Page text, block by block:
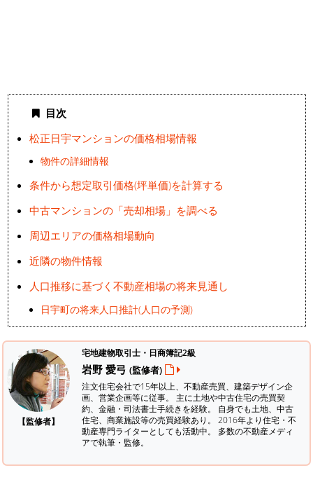
目次
松正日宇マンションの価格相場情報
物件の詳細情報
条件から想定取引価格(坪単価)を計算する
中古マンションの「売却相場」を調べる
周辺エリアの価格相場動向
近隣の物件情報
人口推移に基づく不動産相場の将来見通し
日宇町の将来人口推計(人口の予測)
【監修者】
宅地建物取引士・日商簿記2級
岩野 愛弓 (監修者)
注文住宅会社で15年以上、不動産売買、建築デザイン企
画、営業企画等に従事。 主に土地や中古住宅の売買契
約、金融・司法書士手続きを経験。 自身でも土地、中古
住宅、商業施設等の売買経験あり。 2016年より住宅・不
動産専門ライターとしても活動中。 多数の不動産メディ
アで執筆・監修。